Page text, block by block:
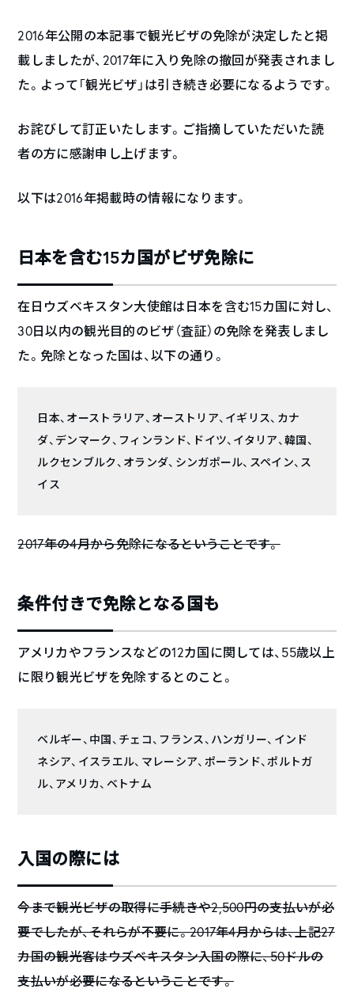
2016年公開の本記事で観光ビザの免除が決定したと掲
載しましたが、2017年に入り免除の撤回が発表されまし
た。よって「観光ビザ」は引き続き必要になるようです。
お詫びして訂正いたします。ご指摘していただいた読
者の方に感謝申し上げます。
以下は2016年掲載時の情報になります。
日本を含む15カ国がビザ免除に
在日ウズベキスタン大使館は日本を含む15カ国に対し、
30日以内の観光目的のビザ（査証）の免除を発表しまし
た。免除となった国は、以下の通り。
日本、オーストラリア、オーストリア、イギリス、カナ
ダ、デンマーク、フィンランド、ドイツ、イタリア、韓国、
ルクセンブルク、オランダ、シンガポール、スペイン、ス
イス
2017年の4月から免除になるということです。
条件付きで免除となる国も
アメリカやフランスなどの12カ国に関しては、55歳以上
に限り観光ビザを免除するとのこと。
ベルギー、中国、チェコ、フランス、ハンガリー、インド
ネシア、イスラエル、マレーシア、ポーランド、ポルトガ
ル、アメリカ、ベトナム
入国の際には
今まで観光ビザの取得に手続きや2,500円の支払いが必
要でしたが、それらが不要に。2017年4月からは、上記27
カ国の観光客はウズベキスタン入国の際に、50ドルの
支払いが必要になるということです。